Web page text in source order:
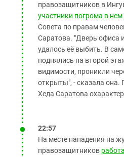
правозащитников в
участники погрома в
Совета по правам
Саратова. "Дверь офиса
удалось её выбить. В
поднялись на второй
видимости, проникли
открыты", - сказала
Хеда Саратова
22:57
На месте нападения на
правозащитников